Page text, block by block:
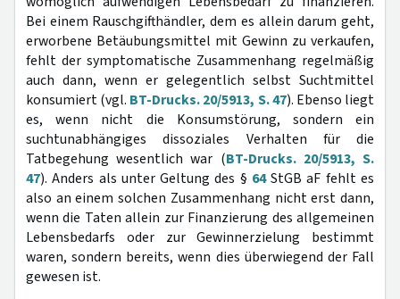
Bei einem Rauschgifthändler, dem es allein darum geht,
erworbene Betäubungsmittel mit Gewinn zu verkaufen,
fehlt der symptomatische Zusammenhang regelmäßig
auch dann, wenn er gelegentlich selbst Suchtmittel
konsumiert (vgl. BT-Drucks. 20/5913, S. 47). Ebenso liegt
es, wenn nicht die Konsumstörung, sondern ein
suchtunabhängiges dissoziales Verhalten für die
Tatbegehung wesentlich war (BT-Drucks. 20/5913, S.
47). Anders als unter Geltung des § 64StGB aF fehlt es
also an einem solchen Zusammenhang nicht erst dann,
wenn die Taten allein zur Finanzierung des allgemeinen
Lebensbedarfs oder zur Gewinnerzielung bestimmt
waren, sondern bereits, wenn dies überwiegend der Fall
gewesen ist.